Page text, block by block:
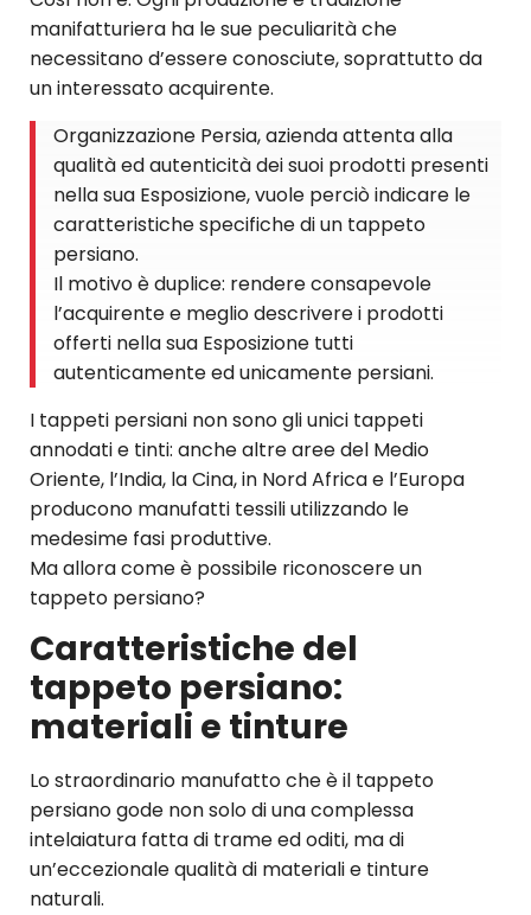
manifatturiera ha le sue peculiarità che
necessitano d’essere conosciute, soprattutto da
un interessato acquirente.
Organizzazione Persia, azienda attenta alla
qualità ed autenticità dei suoi prodotti presenti
nella sua Esposizione, vuole perciò indicare le
caratteristiche specifiche di un tappeto
persiano.
Il motivo è duplice: rendere consapevole
l’acquirente e meglio descrivere i prodotti
offerti nella sua Esposizione tutti
autenticamente ed unicamente persiani.
I tappeti persiani non sono gli unici tappeti
annodati e tinti: anche altre aree del Medio
Oriente, l’India, la Cina, in Nord Africa e l’Europa
producono manufatti tessili utilizzando le
medesime fasi produttive.
Ma allora come è possibile riconoscere un
tappeto persiano?
Caratteristiche del
tappeto persiano:
materiali e tinture
Lo straordinario manufatto che è il tappeto
persiano gode non solo di una complessa
intelaiatura fatta di trame ed oditi, ma di
un’eccezionale qualità di materiali e tinture
naturali.